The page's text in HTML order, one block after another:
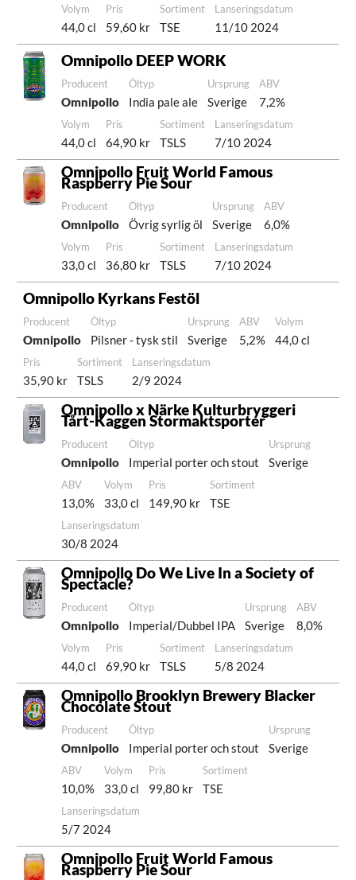
Volym
44,0 cl
Pris
59,60 kr
Sortiment
TSE
Lanseringsdatum
11/10 2024
Omnipollo DEEP WORK
Producent
Omnipollo
Öltyp
India pale ale
Ursprung
Sverige
ABV
7,2%
Volym
44,0 cl
Pris
64,90 kr
Sortiment
TSLS
Lanseringsdatum
7/10 2024
Omnipollo Fruit World Famous
Raspberry Pie Sour
Producent
Omnipollo
Öltyp
Övrig syrlig öl
Ursprung
Sverige
ABV
6,0%
Volym
33,0 cl
Pris
36,80 kr
Sortiment
TSLS
Lanseringsdatum
7/10 2024
Omnipollo Kyrkans Festöl
Producent
Omnipollo
Öltyp
Pilsner - tysk stil
Ursprung
Sverige
ABV
5,2%
Volym
44,0 cl
Pris
35,90 kr
Sortiment
TSLS
Lanseringsdatum
2/9 2024
Omnipollo x Närke Kulturbryggeri
Tårt-Kaggen Stormaktsporter
Producent
Omnipollo
Öltyp
Imperial porter och stout
Ursprung
Sverige
ABV
13,0%
Volym
33,0 cl
Pris
149,90 kr
Sortiment
TSE
Lanseringsdatum
30/8 2024
Omnipollo Do We Live In a Society of
Spectacle?
Producent
Omnipollo
Öltyp
Imperial/Dubbel IPA
Ursprung
Sverige
ABV
8,0%
Volym
44,0 cl
Pris
69,90 kr
Sortiment
TSLS
Lanseringsdatum
5/8 2024
Omnipollo Brooklyn Brewery Blacker
Chocolate Stout
Producent
Omnipollo
Öltyp
Imperial porter och stout
Ursprung
Sverige
ABV
10,0%
Volym
33,0 cl
Pris
99,80 kr
Sortiment
TSE
Lanseringsdatum
5/7 2024
Omnipollo Fruit World Famous
Raspberry Pie Sour